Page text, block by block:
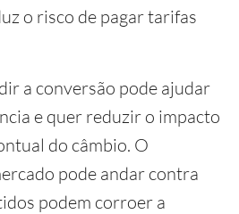
o risco de pagar tarifas
a conversão pode ajudar
e quer reduzir o impacto
do câmbio. O
pode andar contra
podem corroer a